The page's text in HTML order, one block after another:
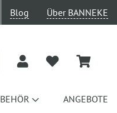
Blog Über BANNEKE
ANGEBOTE